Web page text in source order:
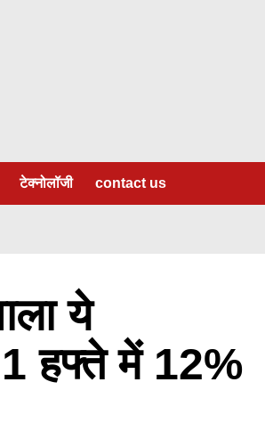
टेक्नोलॉजी contact us
ये
हफ्ते में 12%